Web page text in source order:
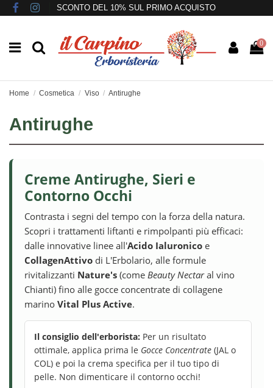
SCONTO DEL 10% SUL PRIMO ACQUISTO
0
Home Cosmetica Viso Antirughe
Antirughe
Creme Antirughe, Sieri e
Contorno Occhi
Contrasta i segni del tempo con la forza della natura.
Scopri i trattamenti liftanti e rimpolpanti più efficaci:
dalle innovative linee all'Acido Ialuronico e
CollagenAttivo di L'Erbolario, alle formule
rivitalizzanti Nature's (come Beauty Nectaral vino
Chianti) fino alle gocce concentrate di collagene
marino Vital Plus Active.
Il consiglio dell'erborista: Per un risultato
ottimale, applica prima le Gocce Concentrate (JAL o
COL) e poi la crema specifica per il tuo tipo di
pelle. Non dimenticare il contorno occhi!